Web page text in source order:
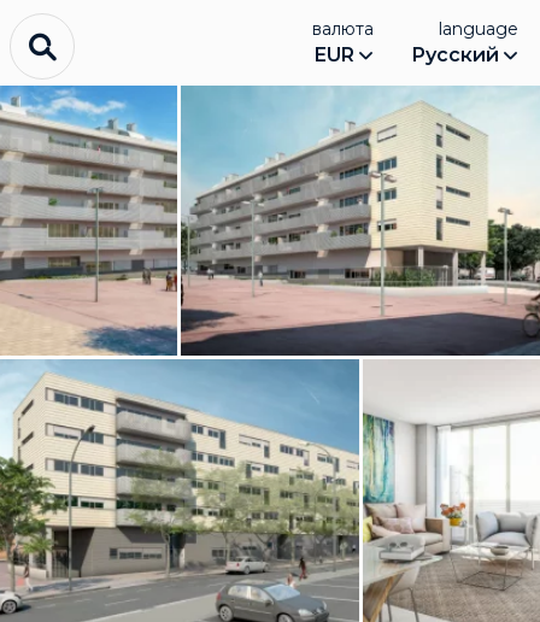
валюта
EUR
language
Русский